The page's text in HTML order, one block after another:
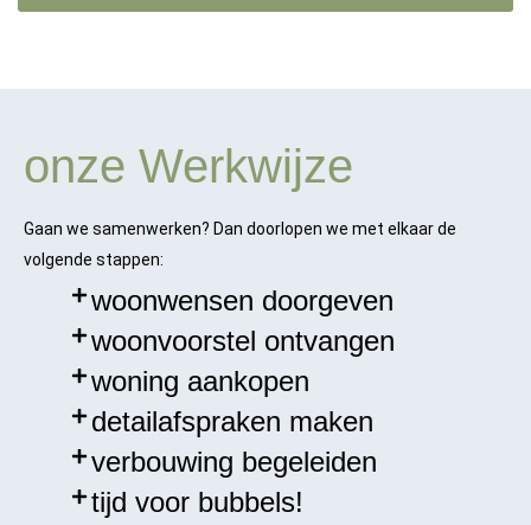
onze Werkwijze
Gaan we samenwerken? Dan doorlopen we met elkaar de
volgende stappen:
woonwensen doorgeven
woonvoorstel ontvangen
woning aankopen
detailafspraken maken
verbouwing begeleiden
tijd voor bubbels!